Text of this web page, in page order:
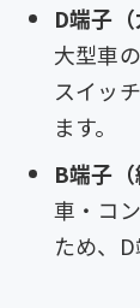
D端子（
大型車
スイッ
ます。
B端子（
車・コ
ため、